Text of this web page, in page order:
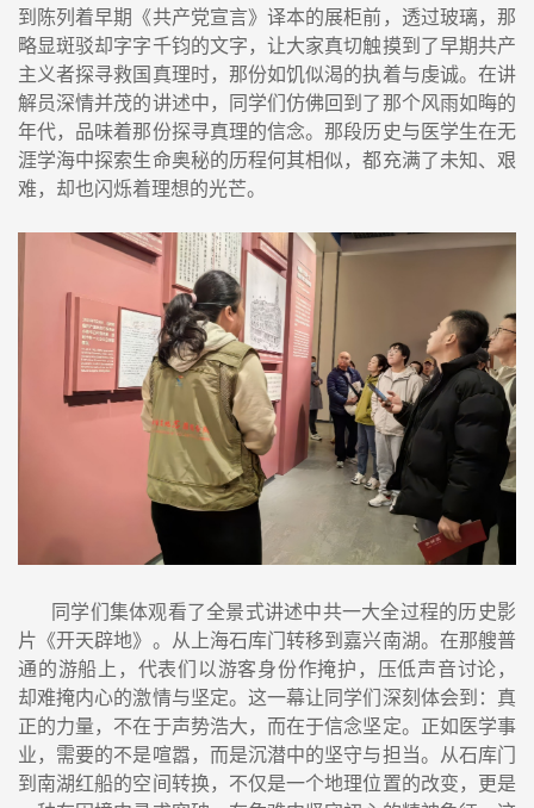
到陈列着早期《共产党宣言》译本的展柜前，透过玻璃，那
略显斑驳却字字千钧的文字，让大家真切触摸到了早期共产
主义者探寻救国真理时，那份如饥似渴的执着与虔诚。在讲
解员深情并茂的讲述中，同学们仿佛回到了那个风雨如晦的
年代，品味着那份探寻真理的信念。那段历史与医学生在无
涯学海中探索生命奥秘的历程何其相似，都充满了未知、艰
难，却也闪烁着理想的光芒。
同学们集体观看了全景式讲述中共一大全过程的历史影
片《开天辟地》。从上海石库门转移到嘉兴南湖。在那艘普
通的游船上，代表们以游客身份作掩护，压低声音讨论，
却难掩内心的激情与坚定。这一幕让同学们深刻体会到：真
正的力量，不在于声势浩大，而在于信念坚定。正如医学事
业，需要的不是喧嚣，而是沉潜中的坚守与担当。从石库门
到南湖红船的空间转换，不仅是一个地理位置的改变，更是